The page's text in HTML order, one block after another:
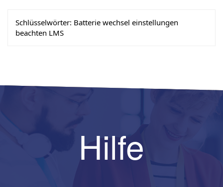
Schlüsselwörter: Batterie wechsel einstellungen
beachten LMS
Hilfe